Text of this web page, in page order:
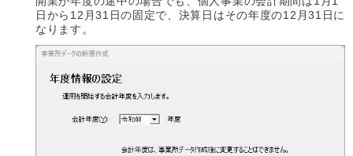
日から12月31日の固定で、決算日はその年度の12月31日に
なります。